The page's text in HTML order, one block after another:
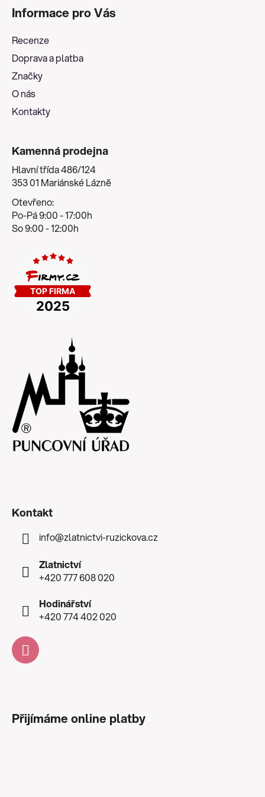
Informace pro Vás
Recenze
Doprava a platba
Značky
O nás
Kontakty
Kamenná prodejna
Hlavní třída 486/124
353 01 Mariánské Lázně
Otevřeno:
Po-Pá 9:00 - 17:00h
So 9:00 - 12:00h
Kontakt
info@zlatnictvi-ruzickova.cz
Zlatnictví
+420 777 608 020
Hodinářství
+420 774 402 020
Přijímáme online platby